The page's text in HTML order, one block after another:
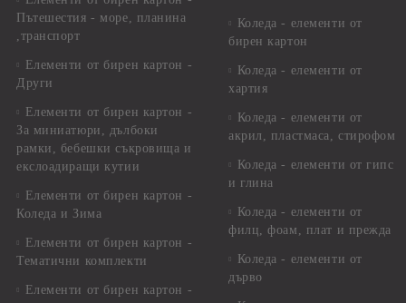
Пътешестия - море, планина
,транспорт
Елементи от бирен картон -
Други
Елементи от бирен картон -
За миниатюри, дълбоки
рамки, бебешки съкровища и
екслоадиращи кутии
Елементи от бирен картон -
Коледа и Зима
Елементи от бирен картон -
Тематични комплекти
Елементи от бирен картон -
Коледа - елементи от
бирен картон
Коледа - елементи от
хартия
Коледа - елементи от
акрил, пластмаса, стирофом
Коледа - елементи от гипс
и глина
Коледа - елементи от
филц, фоам, плат и прежда
Коледа - елементи от
дърво